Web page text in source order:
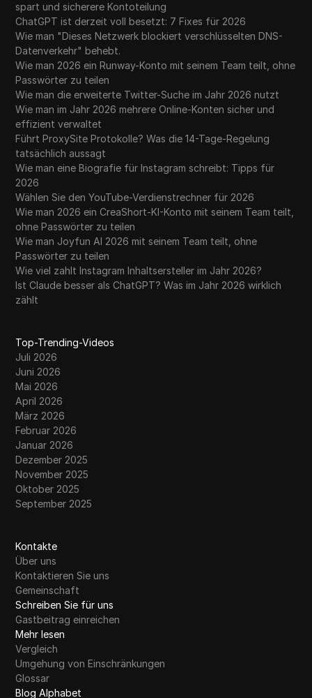
spart und sicherere Kontoteilung
ChatGPT ist derzeit voll besetzt: 7 Fixes für 2026
Wie man "Dieses Netzwerk blockiert verschlüsselten DNS-
Datenverkehr" behebt.
Wie man 2026 ein Runway-Konto mit seinem Team teilt, ohne
Passwörter zu teilen
Wie man die erweiterte Twitter-Suche im Jahr 2026 nutzt
Wie man im Jahr 2026 mehrere Online-Konten sicher und
effizient verwaltet
Führt ProxySite Protokolle? Was die 14-Tage-Regelung
tatsächlich aussagt
Wie man eine Biografie für Instagram schreibt: Tipps für
2026
Wählen Sie den YouTube-Verdienstrechner für 2026
Wie man 2026 ein CreaShort-KI-Konto mit seinem Team teilt,
ohne Passwörter zu teilen
Wie man Joyfun AI 2026 mit seinem Team teilt, ohne
Passwörter zu teilen
Wie viel zahlt Instagram Inhaltsersteller im Jahr 2026?
Ist Claude besser als ChatGPT? Was im Jahr 2026 wirklich
zählt
Top-Trending-Videos
Juli 2026
Juni 2026
Mai 2026
April 2026
März 2026
Februar 2026
Januar 2026
Dezember 2025
November 2025
Oktober 2025
September 2025
Kontakte
Über uns
Kontaktieren Sie uns
Gemeinschaft
Schreiben Sie für uns
Gastbeitrag einreichen
Mehr lesen
Vergleich
Umgehung von Einschränkungen
Glossar
Blog Alphabet